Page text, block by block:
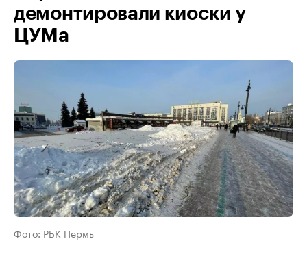
демонтировали киоски у
ЦУМа
Фото: РБК Пермь